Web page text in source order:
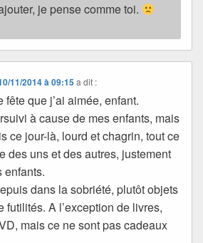
je pense comme toi.
11/2014 à 09:15 a dit :
fête que j’ai aimée, enfant.
à cause de mes enfants, mais
ce jour-là, lourd et chagrin, tout ce
des uns et des autres, justement
enfants.
dans la sobriété, plutôt objets
futilités. A l’exception de livres,
mais ce ne sont pas cadeaux